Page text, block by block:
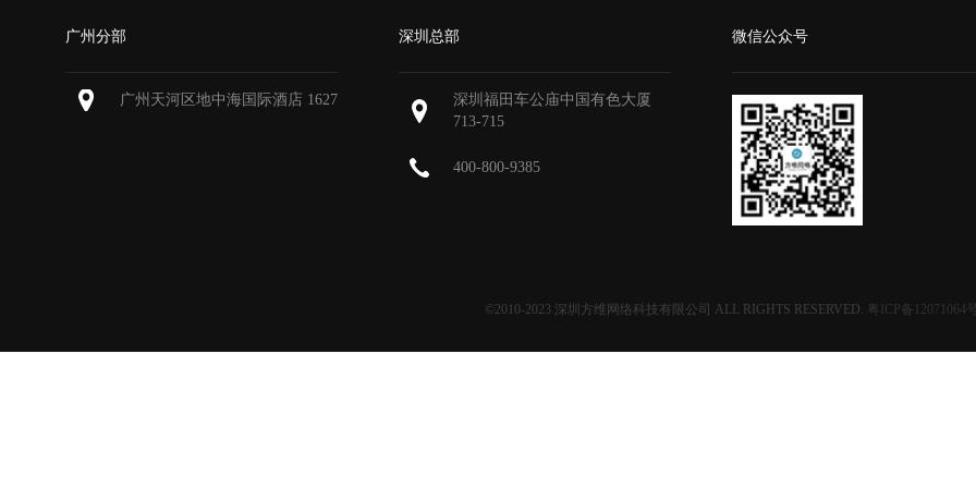
广州分部
广州天河区地中海国际酒店 1627
深圳总部
深圳福田车公庙中国有色大厦
713-715
400-800-9385
微信公众号
©2010-2023 深圳方维网络科技有限公司 ALL RIGHTS RESERVED. 粤ICP备12071064